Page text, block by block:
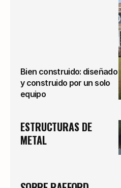
Bien construido: diseñado
y construido por un solo
equipo
VER
ESTRUCTURAS DE
METAL